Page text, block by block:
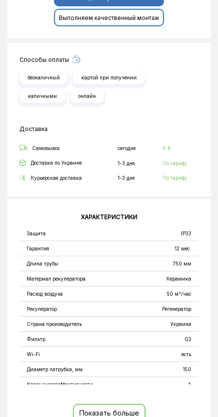
Выполняем качественный монтаж
Способы оплаты
безналичный картой при получении
наличными онлайн
Доставка
Самовывоз сегодня 0 ₴
Доставка по Украине 1-3 дня По тарифу
Курьерская доставка 1-3 дня По тарифу
ХАРАКТЕРИСТИКИ
Защита IP33
Гарантия 12 мес.
Длина трубы 750 мм
Материал рекуператора Керамика
Расход воздуха 50 м³/час
Рекуператор Регенератор
Страна производитель Украина
Фильтр G3
Wi-Fi есть
Диаметр патрубка, мм 150
Класс энергоэффективности A
Показать больше